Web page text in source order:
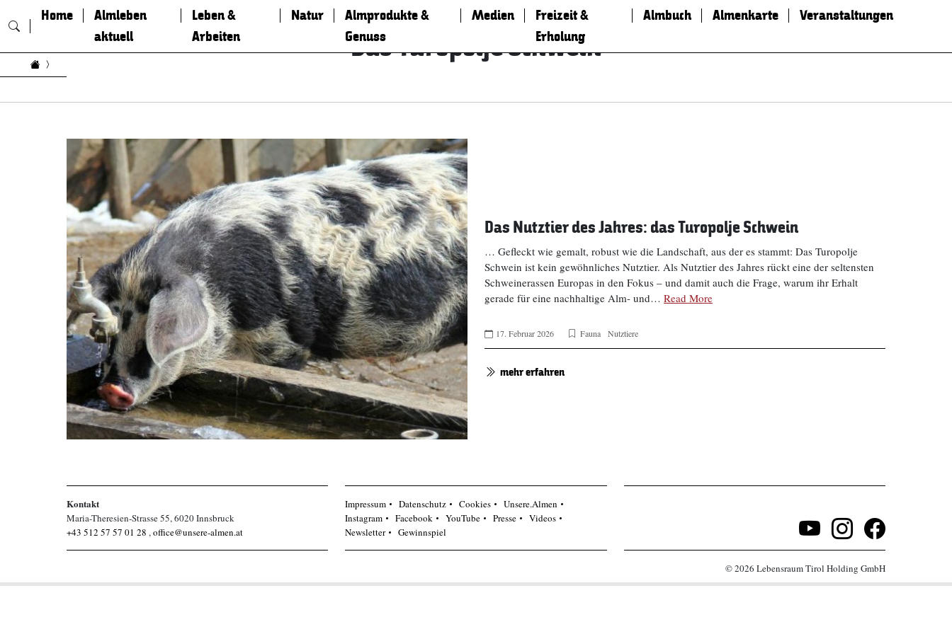
Zum Inhalt springen
Home
Almleben
aktuell
Leben &
Arbeiten
Natur
Almprodukte &
Genuss
Medien
Freizeit &
Erholung
Almbuch Almenkarte Veranstaltungen
Das Turopolje Schwein
Das Nutztier des Jahres: das Turopolje Schwein
… Gefleckt wie gemalt, robust wie die Landschaft, aus der es stammt: Das Turopolje
Schwein ist kein gewöhnliches Nutztier. Als Nutztier des Jahres rückt eine der seltensten
Schweinerassen Europas in den Fokus – und damit auch die Frage, warum ihr Erhalt
gerade für eine nachhaltige Alm- und… Read More
17. Februar 2026 Fauna Nutztiere
mehr erfahren
Kontakt
Maria-Theresien-Strasse 55, 6020 Innsbruck
+43 512 57 57 01 28 , office@unsere-almen.at
Impressum Datenschutz Cookies
Unsere.Almen
Instagram
Facebook YouTube Presse
Videos
Newsletter
Gewinnspiel
© 2026 Lebensraum Tirol Holding GmbH